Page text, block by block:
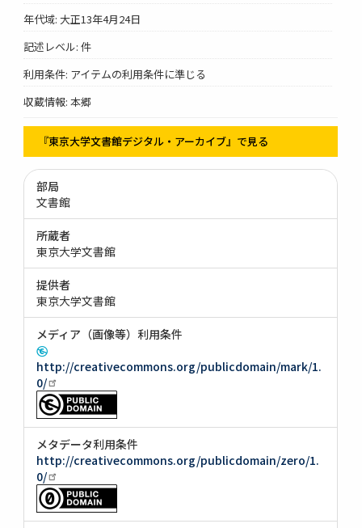
年代域: 大正13年4月24日
記述レベル: 件
利用条件: アイテムの利用条件に準じる
収蔵情報: 本郷
『東京大学文書館デジタル・アーカイブ』で見る
部局
文書館
所蔵者
東京大学文書館
提供者
東京大学文書館
メディア（画像等）利用条件
http://creativecommons.org/publicdomain/mark/1.
0/
メタデータ利用条件
http://creativecommons.org/publicdomain/zero/1.
0/